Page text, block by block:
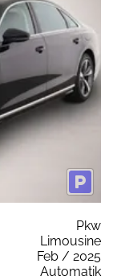
Pkw
Limousine
Feb / 2025
Automatik